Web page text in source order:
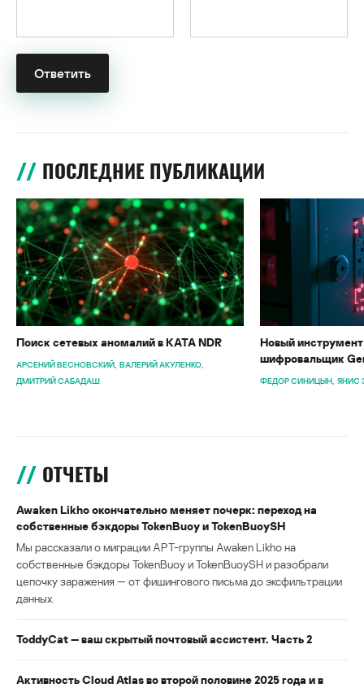
ПОСЛЕДНИЕ ПУБЛИКАЦИИ
Поиск сетевых аномалий в KATA NDR
АРСЕНИЙ ВЕСНОВСКИЙ ВАЛЕРИЙ АКУЛЕНКО
ДМИТРИЙ САБАДАШ
Новый
шифровальщик
ФЕДОР СИНИЦЫН ЯНИС
ОТЧЕТЫ
Awaken Likho окончательно меняет почерк: переход на
собственные бэкдоры TokenBuoy и TokenBuoySH
Мы рассказали о миграции APT-группы Awaken Likho на
собственные бэкдоры TokenBuoy и TokenBuoySH и разобрали
цепочку заражения — от фишингового письма до эксфильтрации
данных.
ToddyCat — ваш скрытый почтовый ассистент. Часть 2
Активность Cloud Atlas во второй половине 2025 года и в